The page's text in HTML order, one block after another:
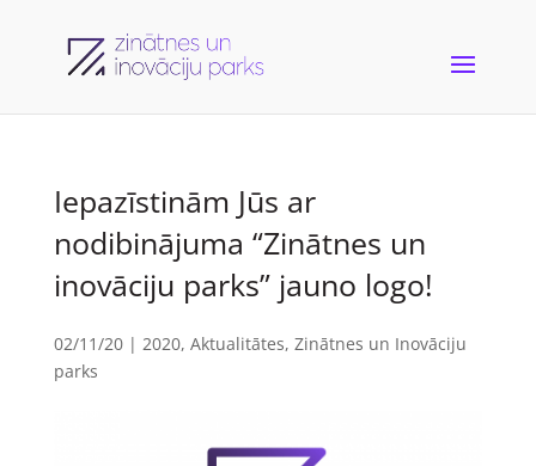
Iepazīstinām Jūs ar
nodibinājuma “Zinātnes un
inovāciju parks” jauno logo!
02/11/20| 2020, Aktualitātes, Zinātnes un Inovāciju
parks